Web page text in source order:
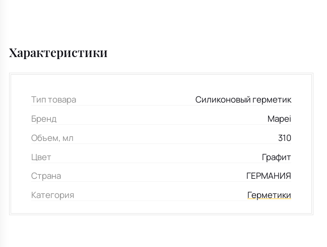
Характеристики
Тип товара
Силиконовый герметик
Бренд
Mapei
Объем, мл
310
Цвет
Графит
Страна
ГЕРМАНИЯ
Категория
Герметики